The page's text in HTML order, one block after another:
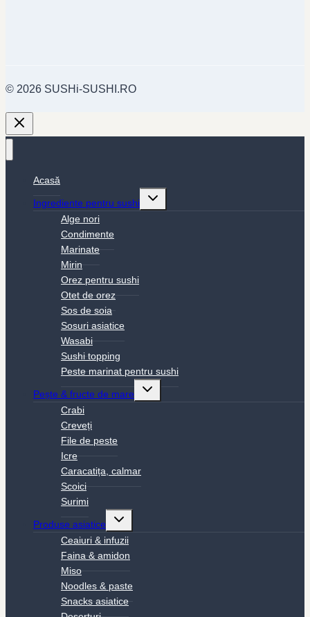
© 2026 SUSHi-SUSHI.RO
Acasă
Ingrediente pentru sushi
Toggle
Alge nori
Condimente
Marinate
Mirin
Orez pentru sushi
Otet de orez
Sos de soia
Sosuri asiatice
Wasabi
Sushi topping
Peste marinat pentru sushi
Pește & fructe de mare
Toggle
Crabi
Creveți
File de peste
Icre
Caracatița, calmar
Scoici
Surimi
Produse asiatice
Toggle
menu
Ceaiuri & infuzii
Faina & amidon
Miso
Noodles & paste
Snacks asiatice